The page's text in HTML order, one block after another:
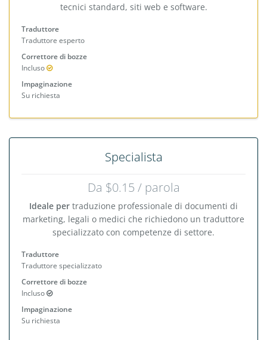
tecnici standard, siti web e software.
Traduttore
Traduttore esperto
Correttore di bozze
Incluso
Impaginazione
Su richiesta
Specialista
Da $0.15 / parola
Ideale per traduzione professionale di documenti di
marketing, legali o medici che richiedono un traduttore
specializzato con competenze di settore.
Traduttore
Traduttore specializzato
Correttore di bozze
Incluso
Impaginazione
Su richiesta